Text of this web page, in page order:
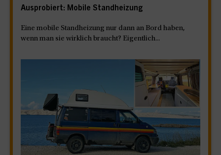
Ausprobiert: Mobile Standheizung
Eine mobile Standheizung nur dann an Bord haben,
wenn man sie wirklich braucht? Eigentlich...